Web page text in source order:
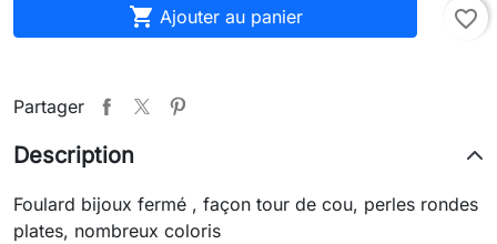
 Ajouter au panier favorite_border
Partager
Description
Foulard bijoux fermé , façon tour de cou, perles rondes
plates, nombreux coloris